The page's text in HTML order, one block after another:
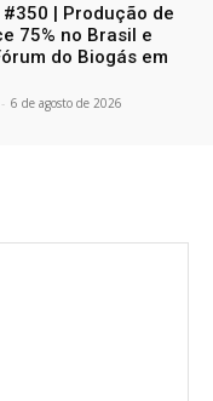
| Produção de
75% no Brasil e
do Biogás em
- 6 de agosto de 2026